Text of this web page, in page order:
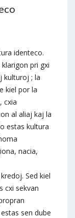
identeco.
pri gxi
kulturoj ; la
kiel por la
cxia
al aliaj kaj la
estas kultura
nacia,
Sed kiel
cxi sekvan
sen dube